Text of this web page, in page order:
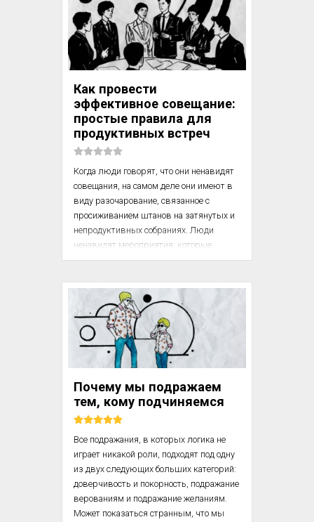
влиять на коэффициент удержания.
Посмотрите, как компании United Parcel
Service удалось сократить текучесть
своих водителей. В UPS понимали, что в
ключевую роль: они знают
используемые маршруты и напрямую
контактируют с потребителем. ...
Как провести
эффективное совещание:
простые правила для
продуктивных встреч
Когда люди говорят, что они ненавидят
совещания, на самом деле они имеют в
виду разочарование, связанное с
просиживанием штанов на затянутых и
непродуктивных собраниях. Люди
ненавидят мероприятия, которые
длятся часами без всякой пользы.
Совещания профессионалов чаще всего
проходят дезорганизованно.
Выступающие говорят не по теме,
обсуждаются тривиальные вопросы, и
редко результатом бывает конкретный
план действий. Как заметил один из
похожи на телевизионные мыльные
оперы. Вы можете не появляться на них
три месяца, но когда...
Почему мы подражаем
тем, кому подчиняемся
Все подражания, в которых логика не
играет никакой роли, подходят под одну
из двух следующих больших категорий:
доверчивость и покорность, подражание
верованиям и подражание желаниям.
Может показаться странным, что мы